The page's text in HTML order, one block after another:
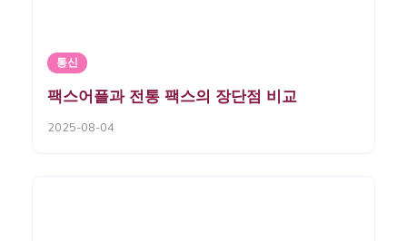
통신
팩스어플과 전통 팩스의 장단점 비교
2025-08-04